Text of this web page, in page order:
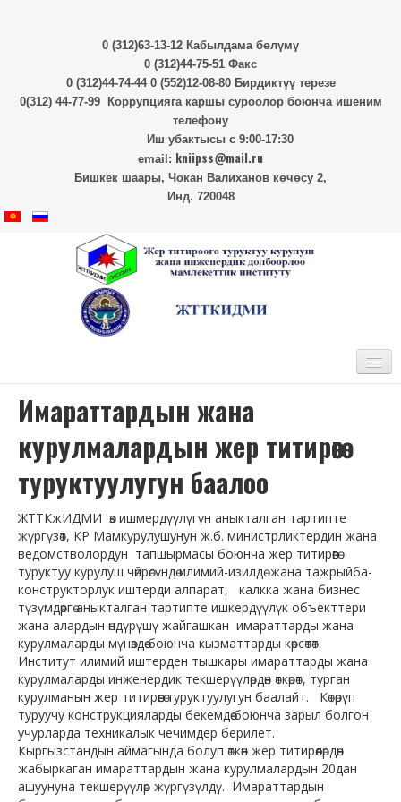
0 (312)63-13-12 Кабылдама бөлүмү
0 (312)44-75-51 Факс
0 (312)44-74-44 0 (552)12-08-80 Бирдиктүү терезе
0(312) 44-77-99 Коррупцияга каршы суроолор боюнча ишеним
телефону
Иш убактысы с 9:00-17:30
email: kniipss@mail.ru
Бишкек шаары, Чокан Валиханов көчөсу 2,
Инд. 720048
БАШКЫ БЕТ
БИЗДИН ЖАМААТ
Жетекчилик
Лаборатория, сапатты контролдоо жана инженердик долбоорлоо бөлүмү
Техникалык ченемдештирүү жана ченемдик укуктук акттарды актуалдаштыруу
Жер титирөөгө туруктуу курулуш башкармалыгы
Имараттарды жана курулуштарды инженердик текшерүүдөн өткөрүү бөлүмү
Жер титирөөгө туруктуу курулуштагы теориялык жана эксперименталдык
Имараттардын жана курулуштардын жер титирөөгө туруктуулугу бөлүмү
Курулуш конструкциялары жана материалдары бөлүмү
Бухгалтерия
Кадрлар бөлүмү
Имараттардын жана
курулмалардын жер титирөөгө
туруктуулугун баалоо
ЖТТКжИДМИ өз ишмердүүлүгүн аныкталган тартипте
жүргүзөт, КР Мамкурулушунун ж.б. министрликтердин жана
ведомстволордун тапшырмасы боюнча жер титирөөгө
туруктуу курулуш чөйрөсүндө илимий-изилдө жана тажрыйба-
конструкторлук иштерди алпарат, калкка жана бизнес
түзүмдөргө аныкталган тартипте ишкердүүлүк объекттери
жана алардын өндүрүшү жайгашкан имараттарды жана
курулмаларды мүнөздөө боюнча кызматтарды көрсөтөт.
Институт илимий иштерден тышкары имараттарды жана
курулмаларды инженердик текшерүүлөрдөн өткөрөт, турган
курулманын жер титирөөгө туруктуулугун баалайт. Көтөрүп
туруучу конструкцияларды бекемдөө боюнча зарыл болгон
учурларда техникалык чечимдер берилет.
Кыргызстандын аймагында болуп өткөн жер титирөөлөрдөн
жабыркаган имараттардын жана курулмалардын 20дан
ашуунуна текшерүүлөр жүргүзүлдү. Имараттардын